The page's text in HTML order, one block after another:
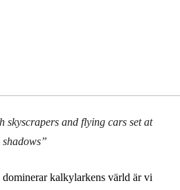
skyscrapers and flying cars set at
kalkylarkens värld är vi